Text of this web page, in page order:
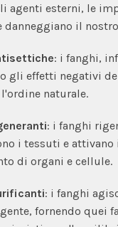
agenti esterni, le
danneggiano il
: i fanghi,
gli effetti negativi
naturale.
: i fanghi
i tessuti e attivano
di organi e cellule.
: i fanghi
fornendo quei